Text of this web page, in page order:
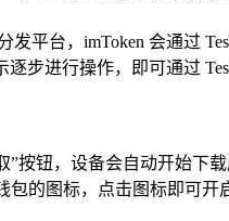
发平台，imToken 会通过
步进行操作，即可通过
”按钮，设备会自动开始
的图标，点击图标即可开